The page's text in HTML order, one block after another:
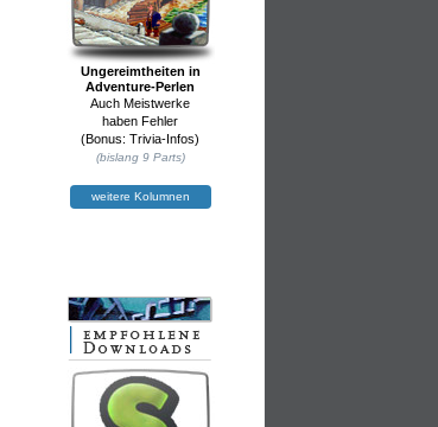
Ungereimtheiten in
Adventure-Perlen
Auch Meistwerke
haben Fehler
(Bonus: Trivia-Infos)
(bislang 9 Parts)
weitere Kolumnen